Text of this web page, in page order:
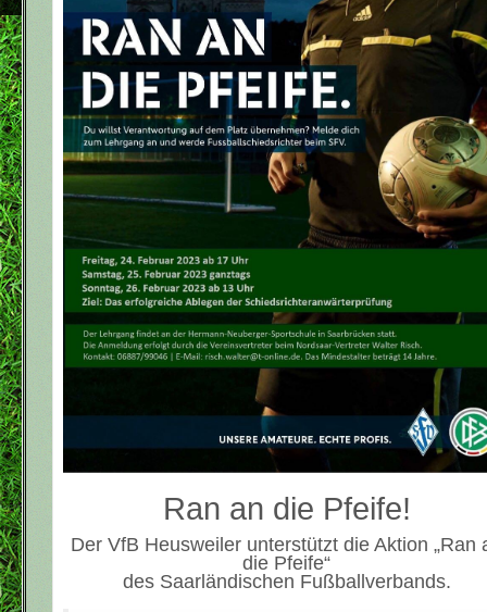
Ran an die Pfeife!
Der VfB Heusweiler unterstützt die Aktion „Ran
die Pfeife“
des Saarländischen Fußballverbands.